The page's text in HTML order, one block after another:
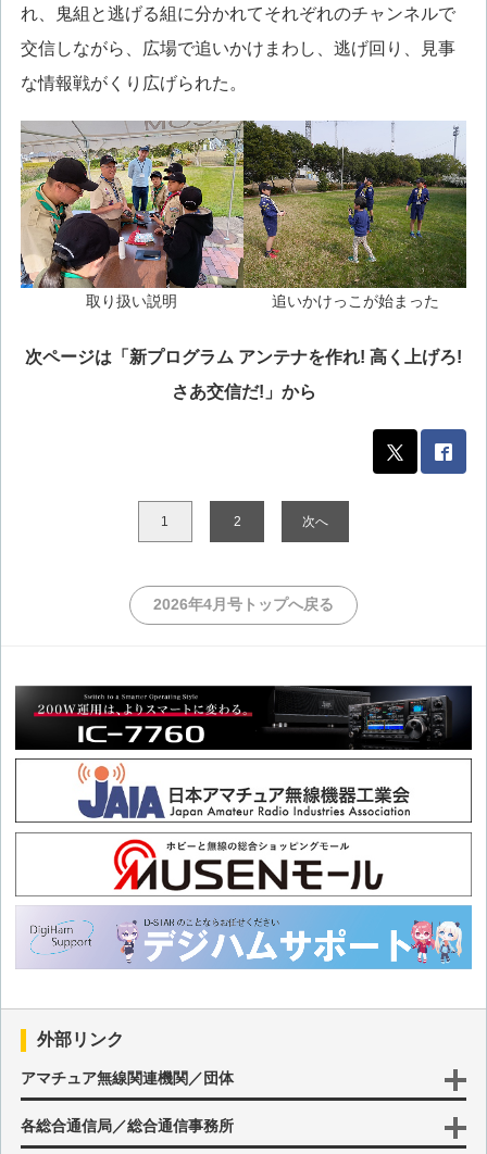
れ、鬼組と逃げる組に分かれてそれぞれのチャンネルで
交信しながら、広場で追いかけまわし、逃げ回り、見事
な情報戦がくり広げられた。
取り扱い説明 追いかけっこが始まった
次ページは「新プログラム アンテナを作れ! 高く上げろ!
さあ交信だ!」から
1 2 次へ
2026年4月号トップへ戻る
外部リンク
アマチュア無線関連機関／団体
各総合通信局／総合通信事務所